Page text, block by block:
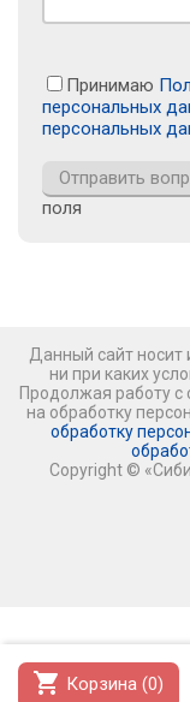
shopping_cart Корзина (0)
Принимаю
персональных
персональных
поля
Данный сайт носит
ни при каких
Продолжая работу с
на обработку
обработку
Copyright ©